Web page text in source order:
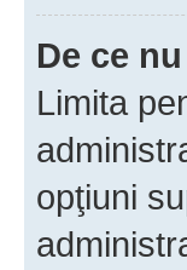
De ce
Limita
opţiuni